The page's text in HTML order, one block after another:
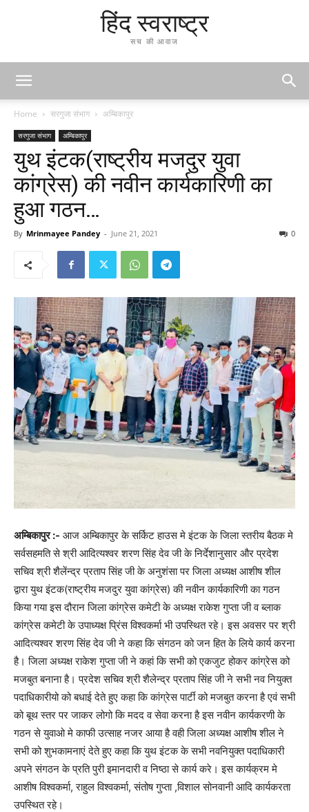
हिंद स्वराष्ट्र
सच की आवाज
Home सरगुजा संभाग अम्बिकापुर
सरगुजा संभाग अम्बिकापुर
युथ इंटक(राष्ट्रीय मजदुर युवा
कांग्रेस) की नवीन कार्यकारिणी का
हुआ गठन…
By Mrinmayee Pandey - June 21, 2021 0
अम्बिकापुर :- आज अम्बिकापुर के सर्किट हाउस मे इंटक के जिला स्तरीय बैठक मे
सर्वसहमति से श्री आदित्यश्वर शरण सिंह देव जी के निर्देशानुसार और प्रदेश
सचिव श्री शैलेंन्द्र प्रताप सिंह जी के अनुशंसा पर जिला अध्यक्ष आशीष शील
द्वारा युथ इंटक(राष्ट्रीय मजदुर युवा कांग्रेस) की नवीन कार्यकारिणी का गठन
किया गया इस दौरान जिला कांग्रेस कमेटी के अध्यक्ष राकेश गुप्ता जी व ब्लाक
कांग्रेस कमेटी के उपाध्यक्ष प्रिंस विश्वकर्मा भी उपस्थित रहे। इस अवसर पर श्री
आदित्यश्वर शरण सिंह देव जी ने कहा कि संगठन को जन हित के लिये कार्य करना
है। जिला अध्यक्ष राकेश गुप्ता जी ने कहां कि सभी को एकजुट होकर कांग्रेस को
मजबुत बनाना है। प्रदेश सचिव श्री शैलेन्द्र प्रताप सिंह जी ने सभी नव नियुक्त
पदाधिकारीयो को बधाई देते हुए कहा कि कांग्रेस पार्टी को मजबुत करना है एवं सभी
को बूथ स्तर पर जाकर लोगो कि मदद व सेवा करना है इस नवीन कार्यकरणी के
गठन से युवाओ मे काफी उत्साह नजर आया है वही जिला अध्यक्ष आशीष शील ने
सभी को शुभकामनाएं देते हुए कहा कि युथ इंटक के सभी नवनियुक्त पदाधिकारी
अपने संगठन के प्रति पुरी इमानदारी व निष्ठा से कार्य करे। इस कार्यक्रम मे
आशीष विश्वकर्मा, राहुल विश्वकर्मा, संतोष गुप्ता ,विशाल सोनवानी आदि कार्यकरता
उपस्थित रहे।